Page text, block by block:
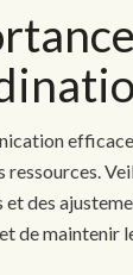
ressources.
des
de maintenir